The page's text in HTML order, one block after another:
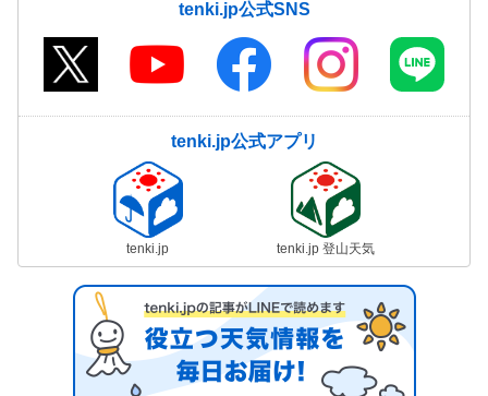
tenki.jp公式SNS
tenki.jp公式アプリ
tenki.jp tenki.jp 登山天気